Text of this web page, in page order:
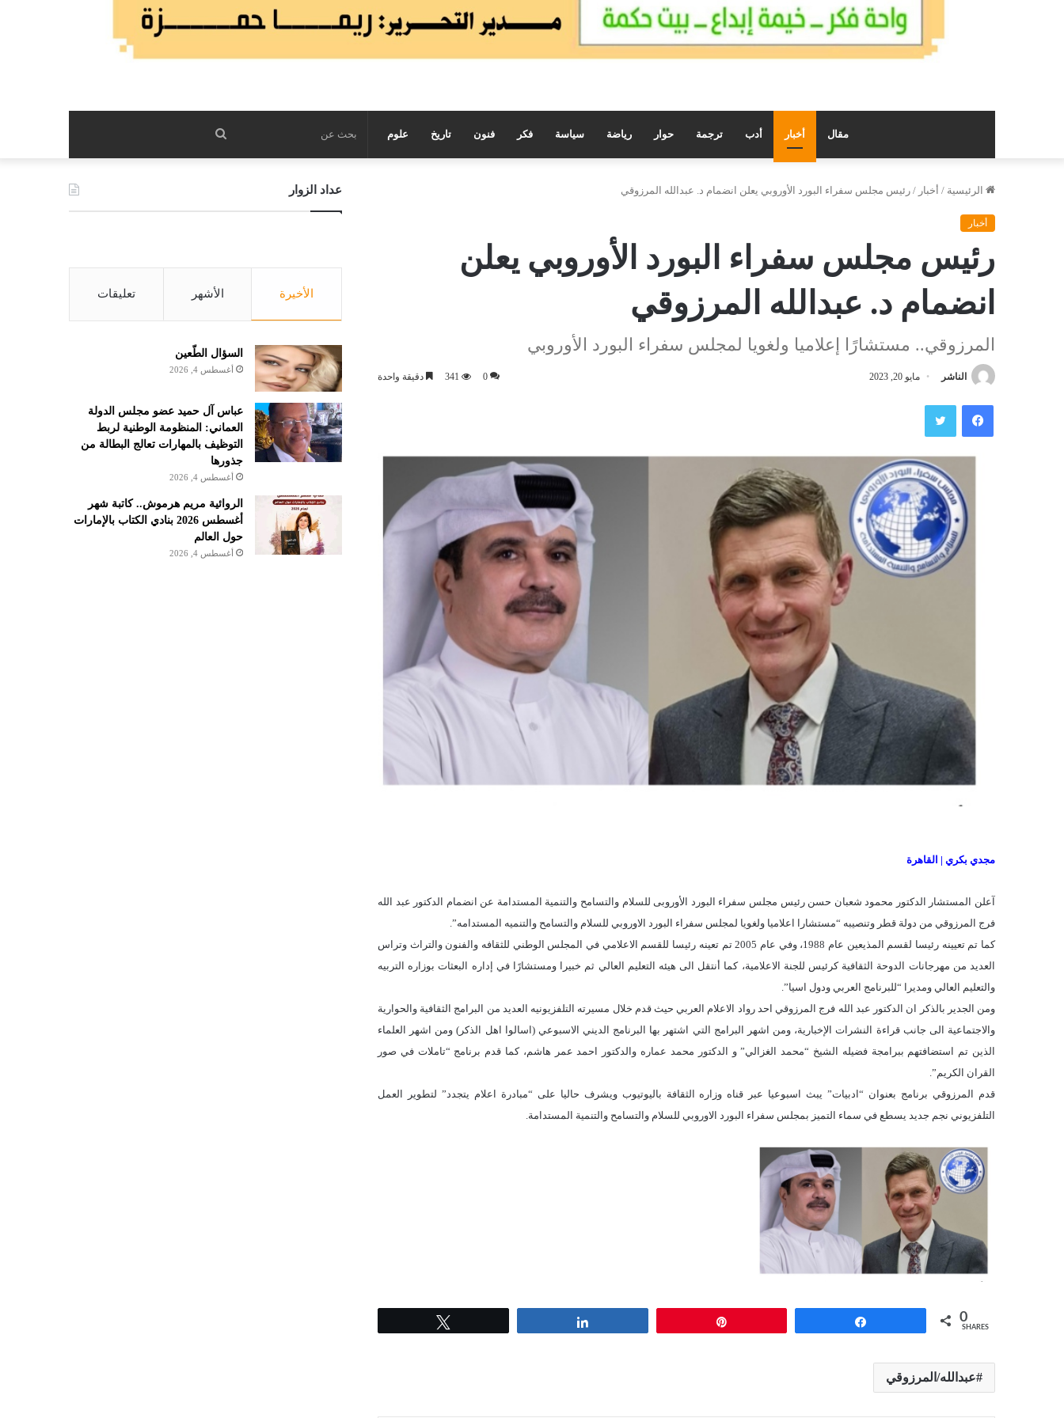
مقال أخبار أدب ترجمة حوار رياضة سياسة فكر فنون تاريخ علوم بحث
الرئيسية / أخبار / رئيس مجلس سفراء البورد الأوروبي يعلن انضمام د. عبدالله المرزوقي
أخبار
رئيس مجلس سفراء البورد الأوروبي يعلن
انضمام د. عبدالله المرزوقي
المرزوقي.. مستشارًا إعلاميا ولغويا لمجلس سفراء البورد الأوروبي
الناشر مايو 20, 2023 0
341 دقيقة واحدة
فيسبوك تويتر
مجدي بكري | القاهرة
آعلن المستشار الدكتور محمود شعبان حسن رئيس مجلس سفراء البورد الأوروبى للسلام والتسامح والتنمية المستدامة عن انضمام الدكتور عبد الله
فرج المرزوقي من دولة قطر وتنصيبه “مستشارا اعلاميا ولغويا لمجلس سفراء البورد الاوروبي للسلام والتسامح والتنميه المستدامه”.
كما تم تعيينه رئيسا لقسم المذيعين عام 1988، وفي عام 2005 تم تعينه رئيسا للقسم الاعلامي في المجلس الوطني للثقافه والفنون والتراث وتراس
العديد من مهرجانات الدوحة الثقافية كرئيس للجنة الاعلامية، كما أنتقل الى هيئه التعليم العالي ثم خبيرا ومستشارًا في إداره البعثات بوزاره التربيه
والتعليم العالي ومديرا “للبرنامج العربي ودول اسيا”.
ومن الجدير بالذكر ان الدكتور عبد الله فرج المرزوقي احد رواد الاعلام العربي حيث قدم خلال مسيرته التلفزيونيه العديد من البرامج الثقافية والحوارية
والاجتماعية الى جانب قراءة النشرات الإخبارية، ومن اشهر البرامج التي اشتهر بها البرنامج الديني الاسبوعي (اسالوا اهل الذكر) ومن اشهر العلماء
الذين تم استضافتهم ببرامجة فضيله الشيخ “محمد الغزالي” و الدكتور محمد عماره والدكتور احمد عمر هاشم، كما قدم برنامج “تاملات في صور
القران الكريم”.
قدم المرزوقي برنامج بعنوان “ادبيات” يبث اسبوعيا عبر قناه وزاره الثقافة باليوتيوب ويشرف حاليا على “مبادرة اعلام يتجدد” لتطوير العمل
التلفزيوني نجم جديد يسطع في سماء التميز بمجلس سفراء البورد الاوروبي للسلام والتسامح والتنمية المستدامة.
0
SHARES
عبدالله/المرزوقي
عداد الزوار
الأخيرة الأشهر تعليقات
السؤال الطّعين
أغسطس 4, 2026
عباس آل حميد عضو مجلس الدولة
العماني: المنظومة الوطنية لربط
التوظيف بالمهارات تعالج البطالة من
جذورها
أغسطس 4, 2026
الروائية مريم هرموش.. كاتبة شهر
أغسطس 2026 بنادي الكتاب بالإمارات
حول العالم
أغسطس 4, 2026